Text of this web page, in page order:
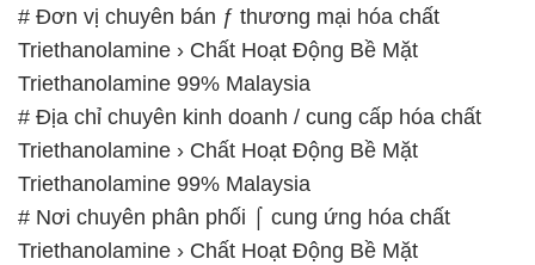
# Đơn vị chuyên bán ƒ thương mại hóa chất
Triethanolamine › Chất Hoạt Động Bề Mặt
Triethanolamine 99% Malaysia
# Địa chỉ chuyên kinh doanh / cung cấp hóa chất
Triethanolamine › Chất Hoạt Động Bề Mặt
Triethanolamine 99% Malaysia
# Nơi chuyên phân phối ⌠ cung ứng hóa chất
Triethanolamine › Chất Hoạt Động Bề Mặt